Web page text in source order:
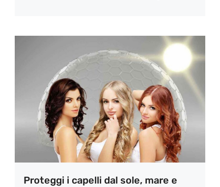
Proteggi i capelli dal sole, mare e